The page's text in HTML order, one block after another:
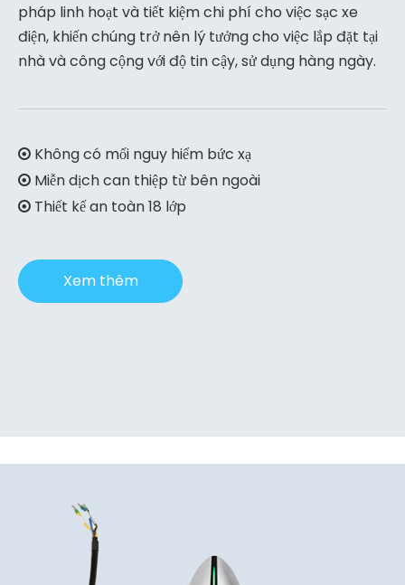
pháp linh hoạt và tiết kiệm chi phí cho việc sạc xe
điện, khiến chúng trở nên lý tưởng cho việc lắp đặt tại
nhà và công cộng với độ tin cậy, sử dụng hàng ngày.
 Không có mối nguy hiểm bức xạ
 Miễn dịch can thiệp từ bên ngoài
 ​​​​​​ Thiết kế an toàn 18 lớp
Xem thêm